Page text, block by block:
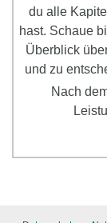
du alle
hast. Schaue
Überblick
und zu
Nach